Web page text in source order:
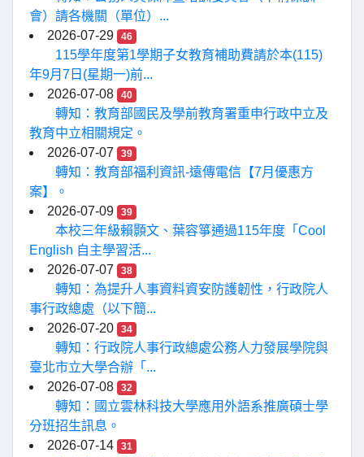
會）請各機關（單位）...
2026-07-29
46
115學年度第1學期子女教育補助費請於本(115)
年9月7日(星期一)前...
2026-07-08
40
轉知：教育部國民及學前教育署重申行政中立及
教育中立相關規定。
2026-07-07
39
轉知：教育部福利資訊-遠傳電信【7月優惠方
案】。
2026-07-09
39
本校三年級賴顥文、葉容箏通過115年度「Cool
English 自主學習活...
2026-07-07
38
轉知：為提升人事資料資安防護韌性，行政院人
事行政總處（以下簡...
2026-07-20
34
轉知：行政院人事行政總處公務人力發展學院與
臺北市立大學合辦「...
2026-07-08
32
轉知：國立雲林科技大學應用外語系推廣碩士學
分班招生訊息。
2026-07-14
31